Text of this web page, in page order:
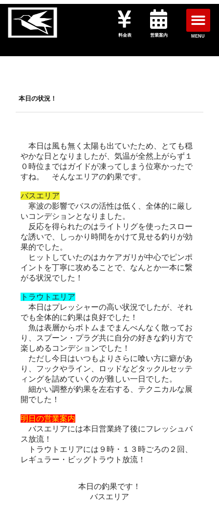
料金表 営業案内 MENU
本日の状況！
本日は風も無く太陽も出ていたため、とても穏
やかな日となりましたが、気温が全然上がらず１
０時位まではガイドが凍ってしまう位寒かったで
すね。 そんなエリアの釣果です。
バスエリア
寒波の影響でバスの活性は低く、全体的に厳し
いコンデションとなりました。
反応を得られたのはライトリグを使ったスロー
な誘いで、しっかり時間をかけて見せる釣りが効
果的でした。
ヒットしていたのはカケアガリが中心でピンポ
イントを丁寧に攻めることで、なんとか一本に繋
がる状況でした！
トラウトエリア
本日はプレッシャーの高い状況でしたが、それ
でも全体的に釣果は良好でした！
魚は表層からボトムまでまんべんなく散ってお
り、スプーン・プラグ共に自分の好きな釣り方で
楽しめるコンデションでした！
ただし今日はいつもよりさらに喰い方に癖があ
り、フックやライン、ロッドなどタックルセッテ
ィングを詰めていくのが難しい一日でした。
細かい調整が釣果を左右する、テクニカルな展
開でした！
明日の営業案内
バスエリアには本日営業終了後にフレッシュバ
ス放流！
トラウトエリアには９時・１３時ごろの２回、
レギュラー・ビッグトラウト放流！
本日の釣果です！
バスエリア